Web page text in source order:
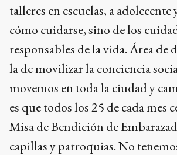
talleres en escuelas, a adolecente
cómo cuidarse, sino de los
responsables de la vida. Área de
la de movilizar la conciencia
movemos en toda la ciudad y
es que todos los 25 de cada mes
Misa de Bendición de
capillas y parroquias. No